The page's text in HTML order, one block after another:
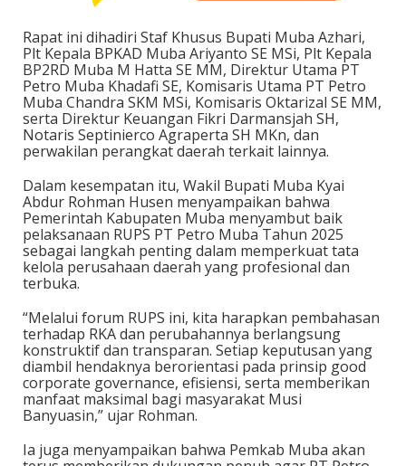
Rapat ini dihadiri Staf Khusus Bupati Muba Azhari,
Plt Kepala BPKAD Muba Ariyanto SE MSi, Plt Kepala
BP2RD Muba M Hatta SE MM, Direktur Utama PT
Petro Muba Khadafi SE, Komisaris Utama PT Petro
Muba Chandra SKM MSi, Komisaris Oktarizal SE MM,
serta Direktur Keuangan Fikri Darmansjah SH,
Notaris Septinierco Agraperta SH MKn, dan
perwakilan perangkat daerah terkait lainnya.
Dalam kesempatan itu, Wakil Bupati Muba Kyai
Abdur Rohman Husen menyampaikan bahwa
Pemerintah Kabupaten Muba menyambut baik
pelaksanaan RUPS PT Petro Muba Tahun 2025
sebagai langkah penting dalam memperkuat tata
kelola perusahaan daerah yang profesional dan
terbuka.
“Melalui forum RUPS ini, kita harapkan pembahasan
terhadap RKA dan perubahannya berlangsung
konstruktif dan transparan. Setiap keputusan yang
diambil hendaknya berorientasi pada prinsip good
corporate governance, efisiensi, serta memberikan
manfaat maksimal bagi masyarakat Musi
Banyuasin,” ujar Rohman.
Ia juga menyampaikan bahwa Pemkab Muba akan